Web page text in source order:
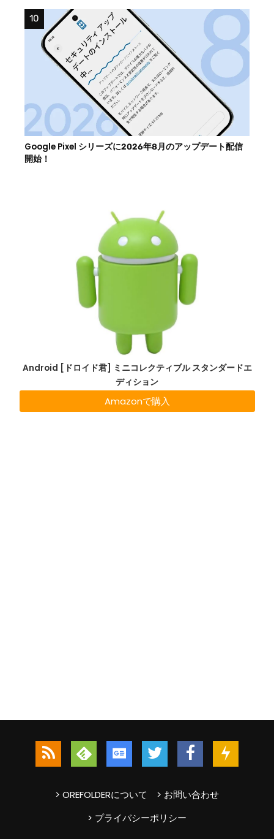
Google Pixel シリーズに2026年8月のアップデート配信
開始！
Android [ドロイド君] ミニコレクティブル スタンダードエ
ディション
Amazonで購入
> OREFOLDERについて
> お問い合わせ
> プライバシーポリシー